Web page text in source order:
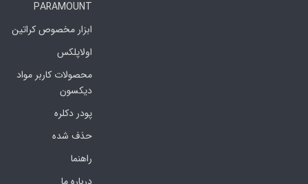
PARAMOUNT
ابزار مخصوص کراتین
اولاپلکس
محصولات کاربر مواد
دیکسون
پودر دکلره
حذف شده
راهنما